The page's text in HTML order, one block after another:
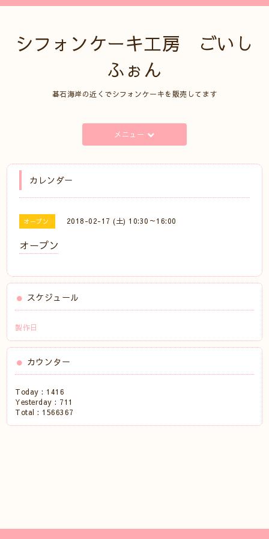
シフォンケーキ工房 ごいし
ふぉん
碁石海岸の近くでシフォンケーキを販売してます
メニュー
カレンダー
オープン 2018-02-17 (土) 10:30～16:00
オープン
スケジュール
製作日
カウンター
Today : 1416
Yesterday : 711
Total : 1566367